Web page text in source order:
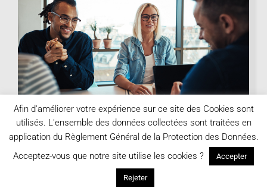
PARTICULIERS – COUPLE
INTENSIVE – UNE SEMAINE
1650,00€
par personne
Afin d'améliorer votre expérience sur ce site des Cookies sont
utilisés. L'ensemble des données collectées sont traitées en
application du Règlement Général de la Protection des Données.
Acceptez-vous que notre site utilise les cookies ?
Accepter
Rejeter